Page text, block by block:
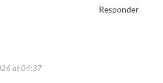
Responder
at 04:37